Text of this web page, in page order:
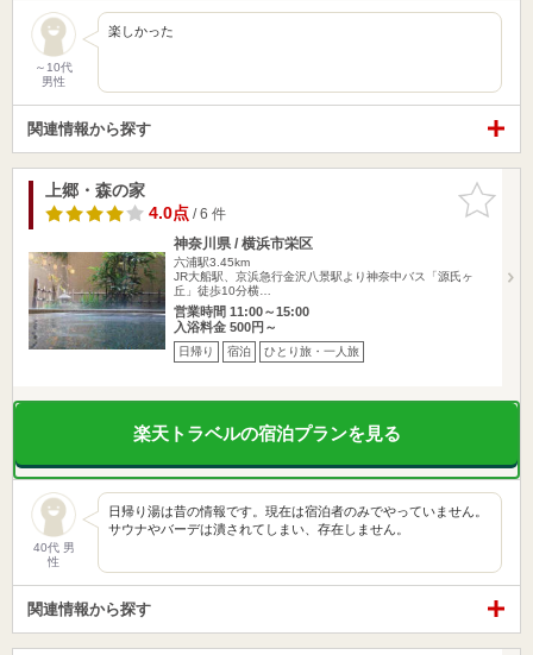
～10代
男性
楽しかった
関連情報から探す
お気に入
りに追加
上郷・森の家
4.0点/ 6 件
神奈川県 / 横浜市栄区
六浦駅3.45km
JR大船駅、京浜急行金沢八景駅より神奈中バス「源氏ヶ
丘」徒歩10分横…
営業時間 11:00～15:00
入浴料金 500円～
日帰り 宿泊 ひとり旅・一人旅
楽天トラベルの宿泊プランを見る
40代 男
性
日帰り湯は昔の情報です。現在は宿泊者のみでやっていません。
サウナやバーデは潰されてしまい、存在しません。
関連情報から探す